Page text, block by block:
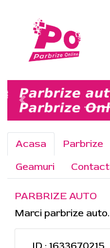
Acasa Parbrize
Geamuri
Contact
PARBRIZE AUTO
Marci parbrize auto.